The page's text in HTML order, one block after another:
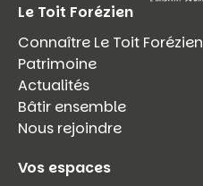
Le Toit Forézien
Connaître Le Toit Forézien
Patrimoine
Actualités
Bâtir ensemble
Nous rejoindre
Vos espaces